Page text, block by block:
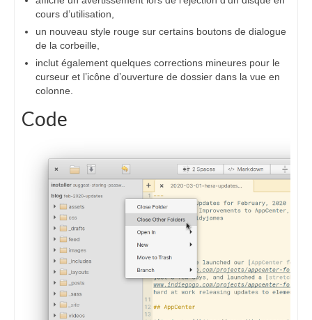
cours d’utilisation,
un nouveau style rouge sur certains boutons de dialogue
de la corbeille,
inclut également quelques corrections mineures pour le
curseur et l’icône d’ouverture de dossier dans la vue en
colonne.
Code